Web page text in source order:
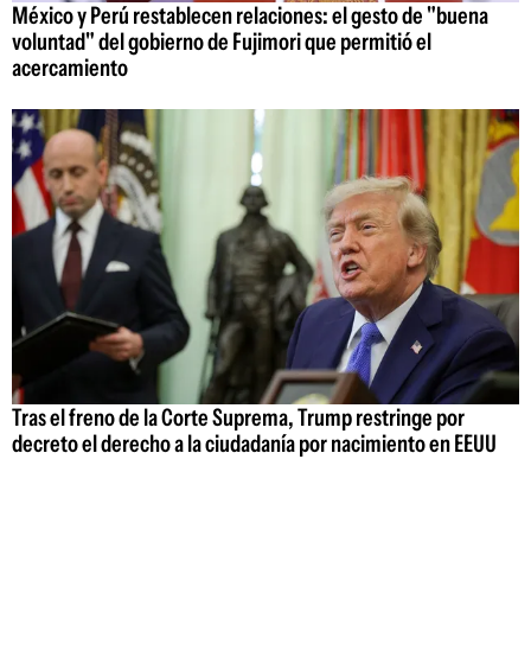
México y Perú restablecen relaciones: el gesto de "buena
voluntad" del gobierno de Fujimori que permitió el
acercamiento
Tras el freno de la Corte Suprema, Trump restringe por
decreto el derecho a la ciudadanía por nacimiento en EEUU